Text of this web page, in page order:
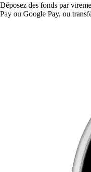
Déposez des fonds par
Pay ou Google Pay, ou